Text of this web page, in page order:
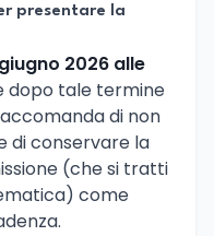
presentare la
2026 alle
dopo tale termine
di non
di conservare la
(che si tratti
come